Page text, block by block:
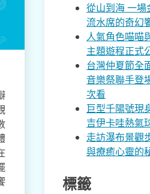
從山到海 一場
流水席的奇幻
人氣角色喵喵
主題遊程正式
台灣仲夏節全
音樂祭聯手登
次看
巨型千陽號現
吉伊卡哇熱氣
走訪瀑布景觀
與療癒心靈的
標籤